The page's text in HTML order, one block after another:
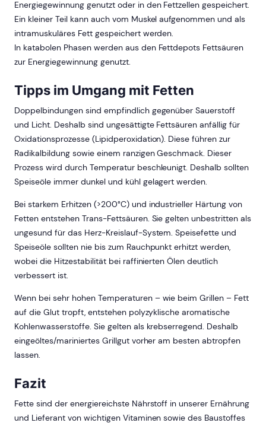
Energiegewinnung genutzt oder in den Fettzellen gespeichert.
Ein kleiner Teil kann auch vom Muskel aufgenommen und als
intramuskuläres Fett gespeichert werden.
In katabolen Phasen werden aus den Fettdepots Fettsäuren
zur Energiegewinnung genutzt.
Tipps im Umgang mit Fetten
Doppelbindungen sind empfindlich gegenüber Sauerstoff
und Licht. Deshalb sind ungesättigte Fettsäuren anfällig für
Oxidationsprozesse (Lipidperoxidation). Diese führen zur
Radikalbildung sowie einem ranzigen Geschmack. Dieser
Prozess wird durch Temperatur beschleunigt. Deshalb sollten
Speiseöle immer dunkel und kühl gelagert werden.
Bei starkem Erhitzen (>200°C) und industrieller Härtung von
Fetten entstehen Trans-Fettsäuren. Sie gelten unbestritten als
ungesund für das Herz-Kreislauf-System. Speisefette und
Speiseöle sollten nie bis zum Rauchpunkt erhitzt werden,
wobei die Hitzestabilität bei raffinierten Ölen deutlich
verbessert ist.
Wenn bei sehr hohen Temperaturen – wie beim Grillen – Fett
auf die Glut tropft, entstehen polyzyklische aromatische
Kohlenwasserstoffe. Sie gelten als krebserregend. Deshalb
eingeöltes/mariniertes Grillgut vorher am besten abtropfen
lassen.
Fazit
Fette sind der energiereichste Nährstoff in unserer Ernährung
und Lieferant von wichtigen Vitaminen sowie des Baustoffes